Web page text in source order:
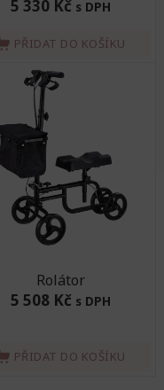
5 330 Kč s DPH
PŘIDAT DO KOŠÍKU
Rolátor
5 508 Kč s DPH
PŘIDAT DO KOŠÍKU